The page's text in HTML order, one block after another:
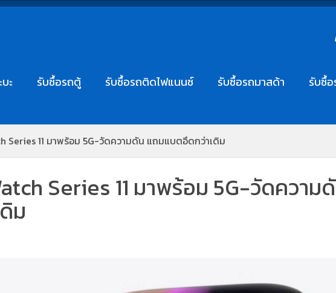
ะ รับซื้อรถตู้ รับซื้อรถติดไฟแนนซ์ รับซื้อรถมาสด้า รับซื้
Series 11 มาพร้อม 5G-วัดความดัน แถมแบตอึดกว่าเดิม
Series 11 มาพร้อม 5G-วัดความ
ม